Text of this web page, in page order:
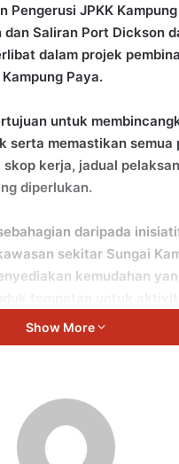
Pengerusi JPKK
Saliran Port Dickson
dalam projek
Paya.
untuk
serta memastikan semua
kerja, jadual
diperlukan.
daripada
sekitar Sungai
kemudahan
ini, beberapa isu penting
pembinaan, serta
bagi memastikan hasil
Show More